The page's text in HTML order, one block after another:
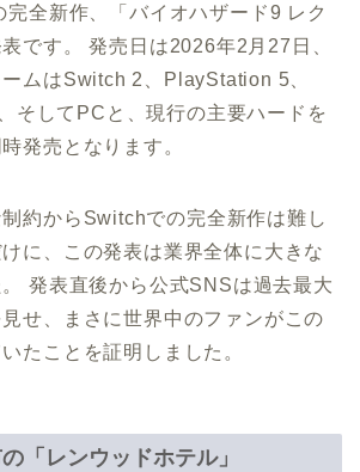
完全新作、「バイオハザード9 レク
です。 発売日は2026年2月27日、
ムはSwitch 2、PlayStation 5、
そしてPCと、現行の主要ハードを
発売となります。
約からSwitchでの完全新作は難し
に、この発表は業界全体に大きな
発表直後から公式SNSは過去最大
せ、まさに世界中のファンがこの
たことを証明しました。
「レンウッドホテル」